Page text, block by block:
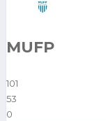
MUFP
101
53
0